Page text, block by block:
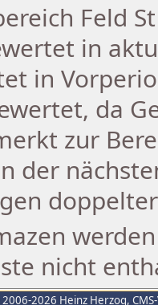
Feld
in
in
da
zur
der
nicht
2026 Heinz Herzog,